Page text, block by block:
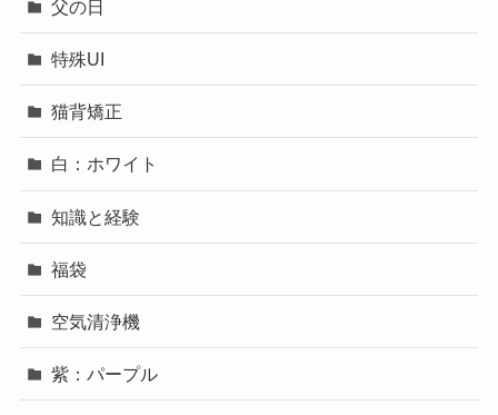
父の日
特殊UI
猫背矯正
白：ホワイト
知識と経験
福袋
空気清浄機
紫：パープル